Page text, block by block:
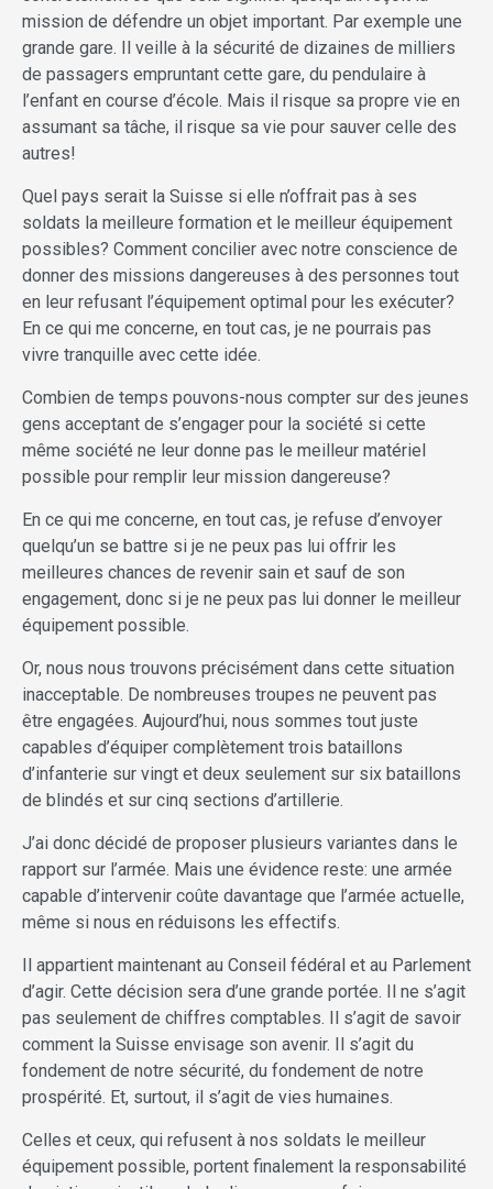
mission de défendre un objet important. Par exemple une
grande gare. Il veille à la sécurité de dizaines de milliers
de passagers empruntant cette gare, du pendulaire à
l’enfant en course d’école. Mais il risque sa propre vie en
assumant sa tâche, il risque sa vie pour sauver celle des
autres!
Quel pays serait la Suisse si elle n’offrait pas à ses
soldats la meilleure formation et le meilleur équipement
possibles? Comment concilier avec notre conscience de
donner des missions dangereuses à des personnes tout
en leur refusant l’équipement optimal pour les exécuter?
En ce qui me concerne, en tout cas, je ne pourrais pas
vivre tranquille avec cette idée.
Combien de temps pouvons-nous compter sur des jeunes
gens acceptant de s’engager pour la société si cette
même société ne leur donne pas le meilleur matériel
possible pour remplir leur mission dangereuse?
En ce qui me concerne, en tout cas, je refuse d’envoyer
quelqu’un se battre si je ne peux pas lui offrir les
meilleures chances de revenir sain et sauf de son
engagement, donc si je ne peux pas lui donner le meilleur
équipement possible.
Or, nous nous trouvons précisément dans cette situation
inacceptable. De nombreuses troupes ne peuvent pas
être engagées. Aujourd’hui, nous sommes tout juste
capables d’équiper complètement trois bataillons
d’infanterie sur vingt et deux seulement sur six bataillons
de blindés et sur cinq sections d’artillerie.
J’ai donc décidé de proposer plusieurs variantes dans le
rapport sur l’armée. Mais une évidence reste: une armée
capable d’intervenir coûte davantage que l’armée actuelle,
même si nous en réduisons les effectifs.
Il appartient maintenant au Conseil fédéral et au Parlement
d’agir. Cette décision sera d’une grande portée. Il ne s’agit
pas seulement de chiffres comptables. Il s’agit de savoir
comment la Suisse envisage son avenir. Il s’agit du
fondement de notre sécurité, du fondement de notre
prospérité. Et, surtout, il s’agit de vies humaines.
Celles et ceux, qui refusent à nos soldats le meilleur
équipement possible, portent finalement la responsabilité